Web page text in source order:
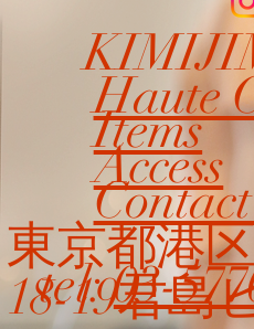
tel:03-
Haute
Items
Access
東京都港
18-19君島